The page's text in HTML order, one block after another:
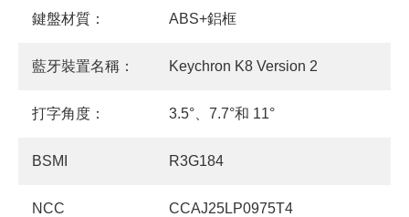
鍵盤材質： ABS+鋁框
藍牙裝置名稱： Keychron K8 Version 2
打字角度： 3.5°、7.7°和 11°
BSMI R3G184
NCC CCAJ25LP0975T4